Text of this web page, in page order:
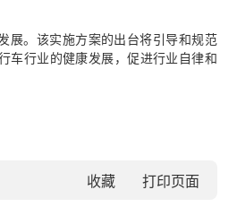
展。该实施方案的出台将引导和规范
车行业的健康发展，促进行业自律和
收藏